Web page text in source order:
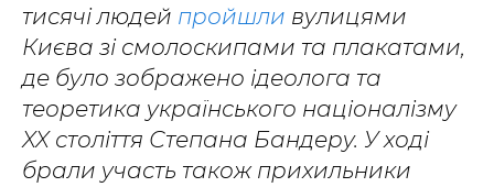
тисячі людей пройшли вулицями
Києва зі смолоскипами та плакатами,
де було зображено ідеолога та
теоретика українського націоналізму
XX століття Степана Бандеру. У ході
брали участь також прихильники